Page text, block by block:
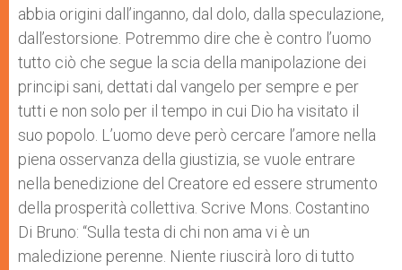
abbia origini dall’inganno, dal dolo, dalla speculazione,
dall’estorsione. Potremmo dire che è contro l’uomo
tutto ciò che segue la scia della manipolazione dei
principi sani, dettati dal vangelo per sempre e per
tutti e non solo per il tempo in cui Dio ha visitato il
suo popolo. L’uomo deve però cercare l’amore nella
piena osservanza della giustizia, se vuole entrare
nella benedizione del Creatore ed essere strumento
della prosperità collettiva. Scrive Mons. Costantino
Di Bruno: “Sulla testa di chi non ama vi è un
maledizione perenne. Niente riuscirà loro di tutto